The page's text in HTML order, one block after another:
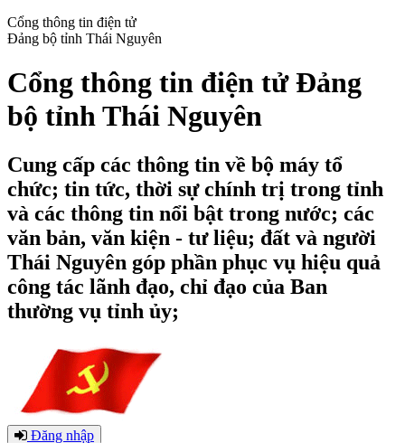
Cổng thông tin điện tử
Đảng bộ tỉnh Thái Nguyên
Cổng thông tin điện tử Đảng
bộ tỉnh Thái Nguyên
Cung cấp các thông tin về bộ máy tổ
chức; tin tức, thời sự chính trị trong tỉnh
và các thông tin nổi bật trong nước; các
văn bản, văn kiện - tư liệu; đất và người
Thái Nguyên góp phần phục vụ hiệu quả
công tác lãnh đạo, chỉ đạo của Ban
thường vụ tỉnh ủy;
Đăng nhập